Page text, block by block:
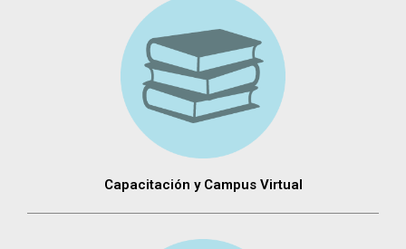
Capacitación y Campus Virtual